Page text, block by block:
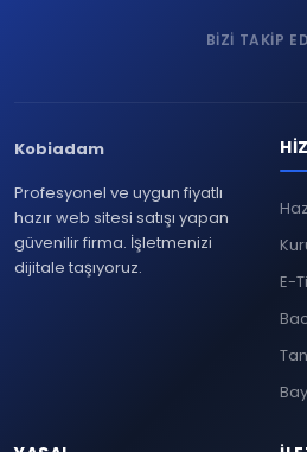
BIZI TAKIP
Kobiadam
Profesyonel ve uygun fiyatlı
hazır web sitesi satışı yapan
güvenilir firma. İşletmenizi
dijitale taşıyoruz.
E-